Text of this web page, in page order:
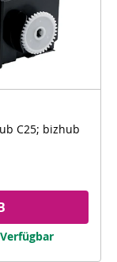
C25; bizhub
Verfügbar